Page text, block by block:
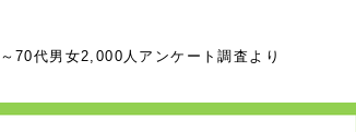
70代男女2,000人アンケート調査より